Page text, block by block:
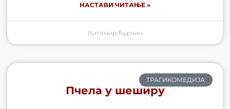
НАСТАВИ ЧИТАЊЕ »
Витомир Ћурчин
ТРАГИКОМЕДИЈА
Пчела у шеширу